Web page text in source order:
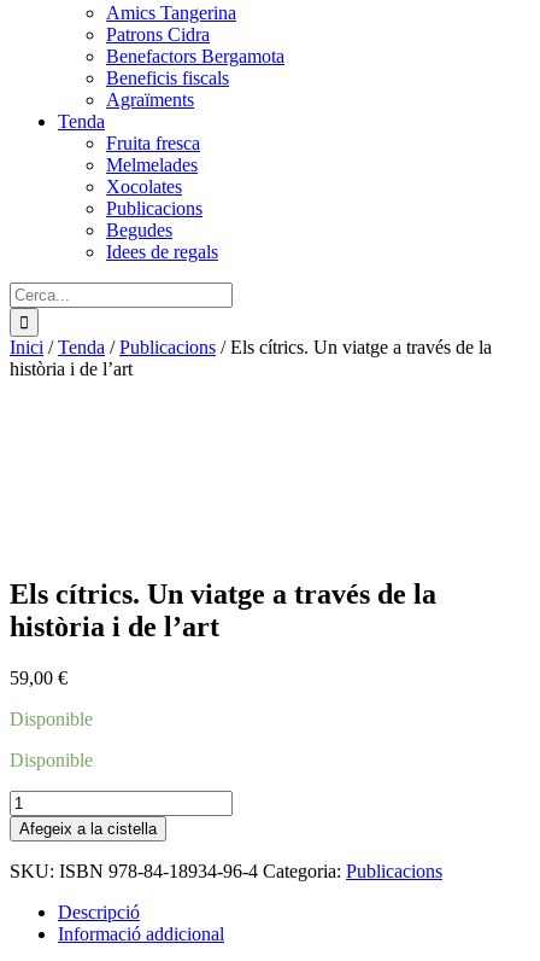
Amics Tangerina
Patrons Cidra
Benefactors Bergamota
Beneficis fiscals
Agraïments
Tenda
Fruita fresca
Melmelades
Xocolates
Publicacions
Begudes
Idees de regals
Cerca:
Inici / Tenda / Publicacions / Els cítrics. Un viatge a través de la
història i de l’art
Els cítrics. Un viatge a través de la
història i de l’art
59,00 €
Disponible
Disponible
quantitat
de
Els
cítrics.
viatge
Afegeix a la cistella
SKU: ISBN 978-84-18934-96-4 Categoria: Publicacions
Descripció
Informació addicional